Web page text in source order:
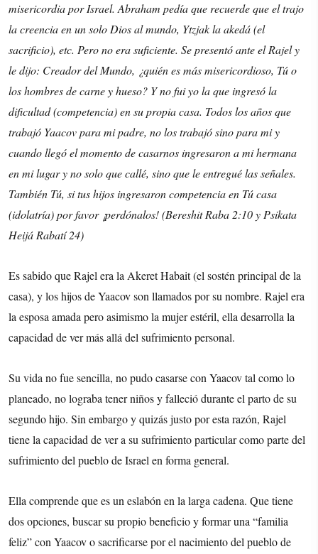
misericordia por Israel. Abraham pedía que recuerde que el trajo
la creencia en un solo Dios al mundo, Ytzjak la akedá (el
sacrificio), etc. Pero no era suficiente. Se presentó ante el Rajel y
le dijo: Creador del Mundo, ¿quién es más misericordioso, Tú o
los hombres de carne y hueso? Y no fui yo la que ingresó la
dificultad (competencia) en su propia casa. Todos los años que
trabajó Yaacov para mi padre, no los trabajó sino para mi y
cuando llegó el momento de casarnos ingresaron a mi hermana
en mi lugar y no solo que callé, sino que le entregué las señales.
También Tú, si tus hijos ingresaron competencia en Tú casa
(idolatría) por favor ¡perdónalos! (Bereshit Raba 2:10 y Psikata
Heijá Rabatí 24)
Es sabido que Rajel era la Akeret Habait (el sostén principal de la
casa), y los hijos de Yaacov son llamados por su nombre. Rajel era
la esposa amada pero asimismo la mujer estéril, ella desarrolla la
capacidad de ver más allá del sufrimiento personal.
Su vida no fue sencilla, no pudo casarse con Yaacov tal como lo
planeado, no lograba tener niños y falleció durante el parto de su
segundo hijo. Sin embargo y quizás justo por esta razón, Rajel
tiene la capacidad de ver a su sufrimiento particular como parte del
sufrimiento del pueblo de Israel en forma general.
Ella comprende que es un eslabón en la larga cadena. Que tiene
dos opciones, buscar su propio beneficio y formar una “familia
feliz” con Yaacov o sacrificarse por el nacimiento del pueblo de